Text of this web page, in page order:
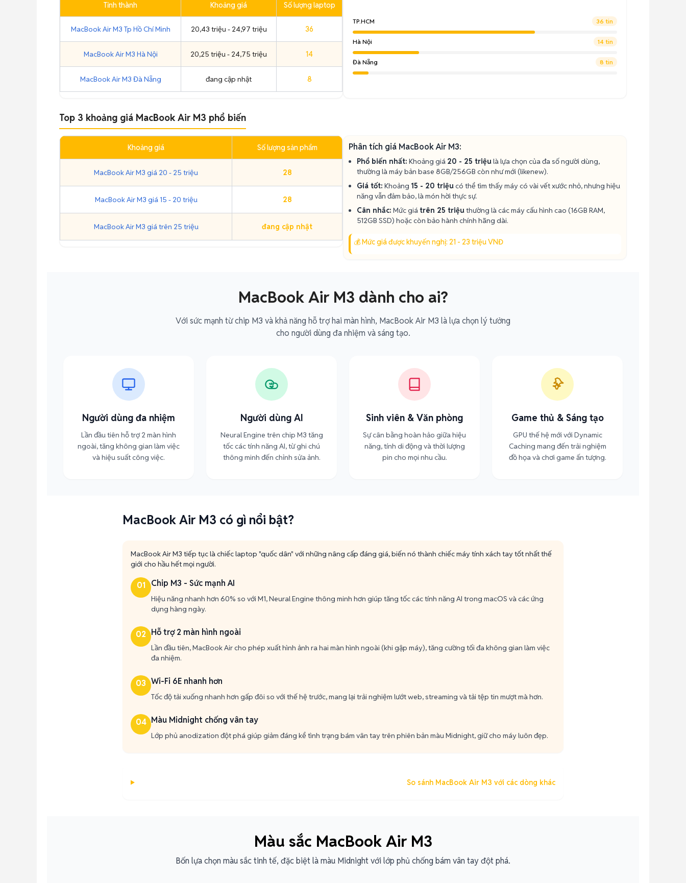
Tỉnh thành Khoảng giá Số lượng laptop
MacBook Air M3 Tp Hồ Chí Minh 20,43 triệu - 24,97 triệu 36
MacBook Air M3 Hà Nội 20,25 triệu - 24,75 triệu 14
MacBook Air M3 Đà Nẵng đang cập nhật 8
TP.HCM 36 tin
Hà Nội 14 tin
Đà Nẵng 8 tin
Top 3 khoảng giá MacBook Air M3 phổ biến
Khoảng giá Số lượng sản phẩm
MacBook Air M3 giá 20 - 25 triệu 28
MacBook Air M3 giá 15 - 20 triệu 28
MacBook Air M3 giá trên 25 triệu đang cập nhật
Phân tích giá MacBook Air M3:
Phổ biến nhất: Khoảng giá 20 - 25 triệulà lựa chọn của đa số người dùng,
thường là máy bản base 8GB/256GB còn như mới (likenew).
Giá tốt: Khoảng 15 - 20 triệucó thể tìm thấy máy có vài vết xước nhỏ, nhưng hiệu
năng vẫn đảm bảo, là món hời thực sự.
Cân nhắc: Mức giátrên 25 triệuthường là các máy cấu hình cao (16GB RAM,
512GB SSD) hoặc còn bảo hành chính hãng dài.
💰 Mức giá được khuyến nghị: 21 - 23 triệu VNĐ
MacBook Air M3 dành cho ai?
Với sức mạnh từ chip M3 và khả năng hỗ trợ hai màn hình, MacBook Air M3 là lựa chọn lý tưởng
cho người dùng đa nhiệm và sáng tạo.
Người dùng đa nhiệm
Lần đầu tiên hỗ trợ 2 màn hình
ngoài, tăng không gian làm việc
và hiệu suất công việc.
Người dùng AI
Neural Engine trên chip M3 tăng
tốc các tính năng AI, từ ghi chú
thông minh đến chỉnh sửa ảnh.
Sinh viên & Văn phòng
Sự cân bằng hoàn hảo giữa hiệu
năng, tính di động và thời lượng
pin cho mọi nhu cầu.
Game thủ & Sáng tạo
GPU thế hệ mới với Dynamic
Caching mang đến trải nghiệm
đồ họa và chơi game ấn tượng.
MacBook Air M3 có gì nổi bật?
MacBook Air M3 tiếp tục là chiếc laptop "quốc dân" với những nâng cấp đáng giá, biến nó thành chiếc máy tính xách tay tốt nhất thế
giới cho hầu hết mọi người.
01 Chip M3 - Sức mạnh AI
Hiệu năng nhanh hơn 60% so với M1, Neural Engine thông minh hơn giúp tăng tốc các tính năng AI trong macOS và các ứng
dụng hàng ngày.
02 Hỗ trợ 2 màn hình ngoài
Lần đầu tiên, MacBook Air cho phép xuất hình ảnh ra hai màn hình ngoài (khi gập máy), tăng cường tối đa không gian làm việc
đa nhiệm.
03 Wi-Fi 6E nhanh hơn
Tốc độ tải xuống nhanh hơn gấp đôi so với thế hệ trước, mang lại trải nghiệm lướt web, streaming và tải tệp tin mượt mà hơn.
04 Màu Midnight chống vân tay
Lớp phủ anodization đột phá giúp giảm đáng kể tình trạng bám vân tay trên phiên bản màu Midnight, giữ cho máy luôn đẹp.
So sánh MacBook Air M3 với các dòng khác
Màu sắc MacBook Air M3
Bốn lựa chọn màu sắc tinh tế, đặc biệt là màu Midnight với lớp phủ chống bám vân tay đột phá.